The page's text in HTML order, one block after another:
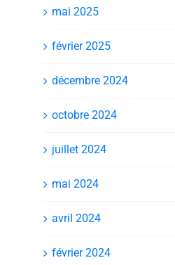
mai 2025
février 2025
décembre 2024
octobre 2024
juillet 2024
mai 2024
avril 2024
février 2024